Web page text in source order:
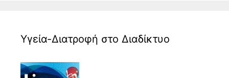
Υγεία-Διατροφή στο Διαδίκτυο